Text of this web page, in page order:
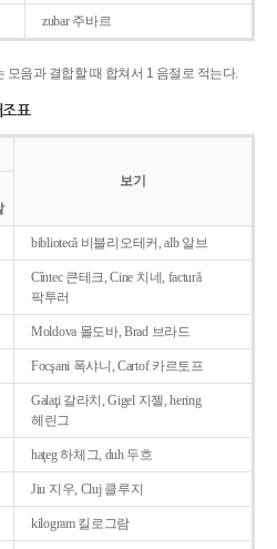
zubar 주바르
모음과 결합할 때 합쳐서 1 음절로 적는다.
표
보기
bibliotecǎ 비블리오테커, alb 알브
Cîntec 큰테크, Cine 치네, facturǎ
팍투러
Moldova 몰도바, Brad 브라드
Focşani 폭샤니, Cartof 카르토프
Galaţi 갈라치, Gigel 지젤, hering
헤린그
haţeg 하체그, duh 두흐
Jiu 지우, Cluj 클루지
kilogram 킬로그람